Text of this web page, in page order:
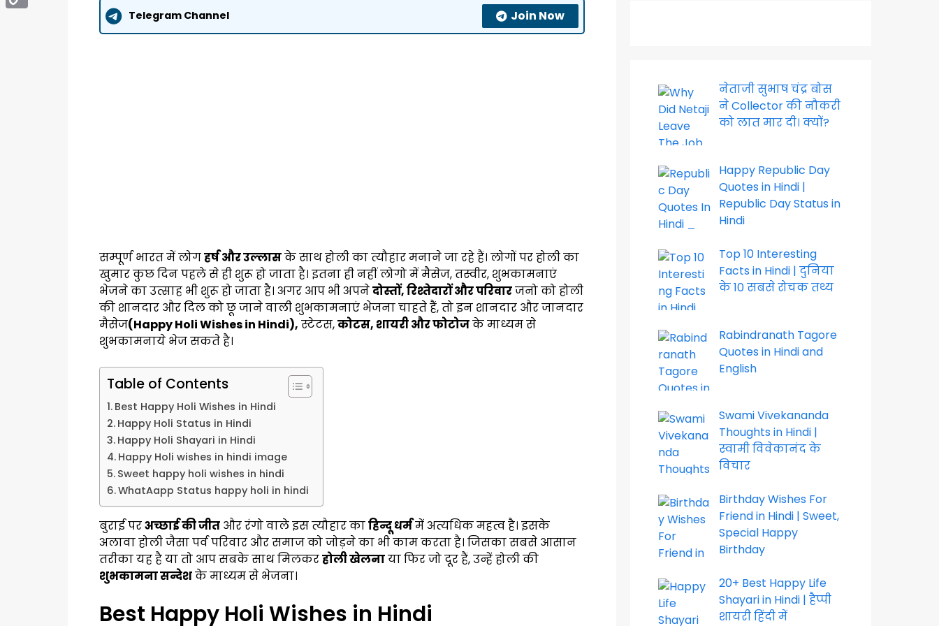
Telegram Channel Join Now
सम्पूर्ण भारत में लोगहर्ष और उल्लासके साथ होली का त्यौहार मनाने जा रहे हैं। लोगों पर होली का
खुमार कुछ दिन पहले से ही शुरू हो जाता है। इतना ही नहीं लोगो में मैसेज, तस्वीर, शुभकामनाएं
भेजने का उत्साह भी शुरू हो जाता है। अगर आप भी अपनेदोस्तों, रिश्तेदारों और परिवारजनो को होली
की शानदार और दिल को छू जाने वाली शुभकामनाएं भेजना चाहते हैं, तो इन शानदार और जानदार
मैसेज(Happy Holi Wishes in Hindi), स्टेटस,कोटस, शायरी और फोटोजके माध्यम से
शुभकामनाये भेज सकते है।
Table of Contents
Best Happy Holi Wishes in Hindi
Happy Holi Status in Hindi
Happy Holi Shayari in Hindi
Happy Holi wishes in hindi image
Sweet happy holi wishes in hindi
WhatAapp Status happy holi in hindi
बुराई परअच्छाई की जीत और रंगो वाले इस त्यौहार काहिन्दू धर्ममें अत्यधिक महत्व है। इसके
अलावा होली जैसा पर्व परिवार और समाज को जोड़ने का भी काम करता है। जिसका सबसे आसान
तरीका यह है या तो आप सबके साथ मिलकरहोली खेलनाया फिर जो दूर हैं, उन्हें होली की
शुभकामना सन्देशके माध्यम से भेजना।
Best Happy Holi Wishes in Hindi
नेताजी सुभाष चंद्र बोस
ने Collector की नौकरी
को लात मार दी। क्यों?
Happy Republic Day
Quotes in Hindi |
Republic Day Status in
Hindi
Top 10 Interesting
Facts in Hindi | दुनिया
के 10 सबसे रोचक तथ्य
Rabindranath Tagore
Quotes in Hindi and
English
Swami Vivekananda
Thoughts in Hindi |
स्वामी विवेकानंद के
विचार
Birthday Wishes For
Friend in Hindi | Sweet,
Special Happy
Birthday
20+ Best Happy Life
Shayari in Hindi | हैप्पी
शायरी हिंदी में